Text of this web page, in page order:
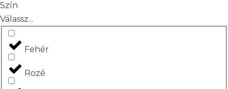
Szín
Válassz...
Fehér
Rozé